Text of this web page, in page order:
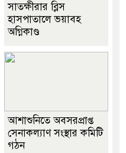
সাতক্ষীরার ব্লিস
হাসপাতালে ভয়াবহ
অগ্নিকাণ্ড
আশাশুনিতে অবসরপ্রাপ্ত
সেনাকল্যাণ সংস্থার কমিটি
গঠন